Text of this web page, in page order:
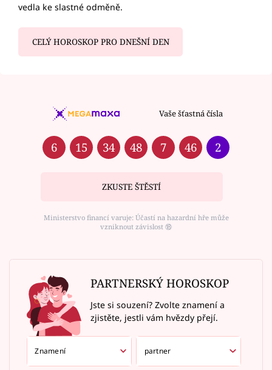
vedla ke slastné odměně.
CELÝ HOROSKOP PRO DNEŠNÍ DEN
Vaše šťastná čísla
6 15 34 48 7 46 2
ZKUSTE ŠTĚSTÍ
Ministerstvo financí varuje: Účastí na hazardní hře může
vzniknout závislost ⑱
PARTNERSKÝ HOROSKOP
Jste si souzení? Zvolte znamení a
zjistěte, jestli vám hvězdy přejí.